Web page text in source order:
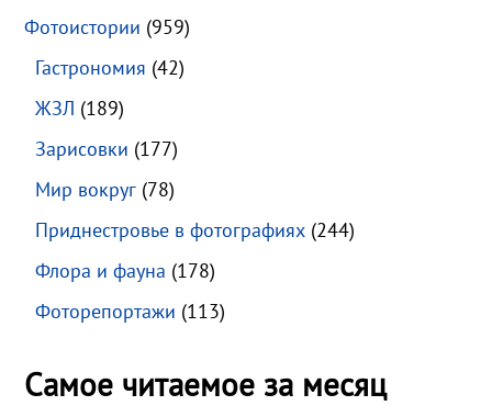
Фотоистории (959)
Гастрономия (42)
ЖЗЛ (189)
Зарисовки (177)
Мир вокруг (78)
Приднестровье в фотографиях (244)
Флора и фауна (178)
Фоторепортажи (113)
Самое читаемое за месяц